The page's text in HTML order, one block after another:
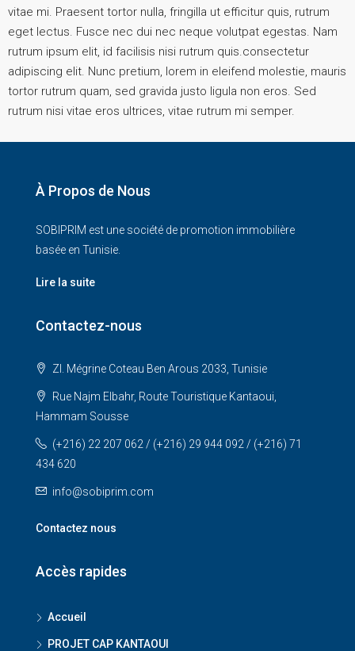
vitae mi. Praesent tortor nulla, fringilla ut efficitur quis, rutrum
eget lectus. Fusce nec dui nec neque volutpat egestas. Nam
rutrum ipsum elit, id facilisis nisi rutrum quis.consectetur
adipiscing elit. Nunc pretium, lorem in eleifend molestie, mauris
tortor rutrum quam, sed gravida justo ligula non eros. Sed
rutrum nisi vitae eros ultrices, vitae rutrum mi semper.
À Propos de Nous
SOBIPRIM est une société de promotion immobilière
basée en Tunisie.
Lire la suite
Contactez-nous
ZI. Mégrine Coteau Ben Arous 2033, Tunisie
Rue Najm Elbahr, Route Touristique Kantaoui,
Hammam Sousse
(+216) 22 207 062 / (+216) 29 944 092 / (+216) 71
434 620
info@sobiprim.com
Contactez nous
Accès rapides
Accueil
PROJET CAP KANTAOUI